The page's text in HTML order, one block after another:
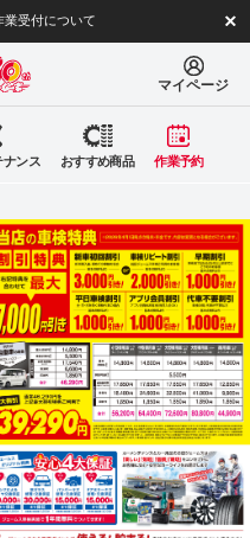
業受付について
マイページ
ナンス おすすめ商品 作業予約